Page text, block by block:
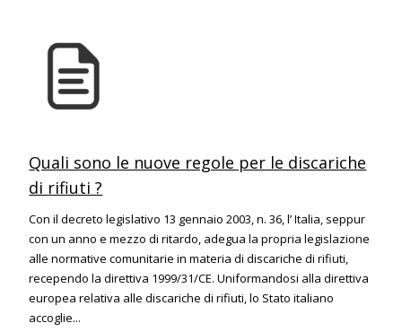
Quali sono le nuove regole per le discariche
di rifiuti ?
Con il decreto legislativo 13 gennaio 2003, n. 36, l’ Italia, seppur
con un anno e mezzo di ritardo, adegua la propria legislazione
alle normative comunitarie in materia di discariche di rifiuti,
recependo la direttiva 1999/31/CE. Uniformandosi alla direttiva
europea relativa alle discariche di rifiuti, lo Stato italiano
accoglie...